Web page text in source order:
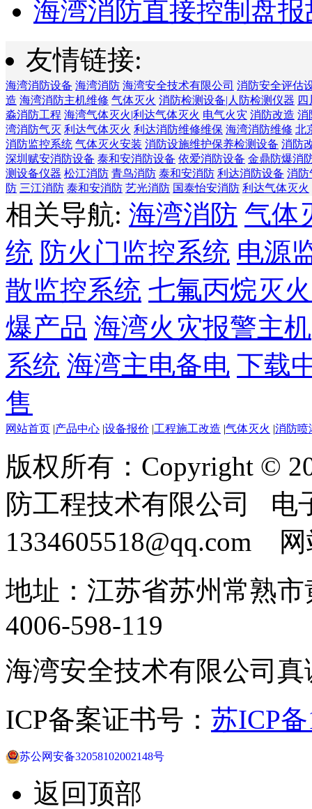
海湾消防直接控制盘报
友情链接:
海湾消防设备 海湾消防 海湾安全技术有限公司 消防安全评估
造 海湾消防主机维修 气体灭火 消防检测设备|人防检测仪器
淼消防工程 海湾气体灭火|利达气体灭火 电气火灾 消防改造 消
湾消防气灭 利达气体灭火 利达消防维修维保 海湾消防维修 北
消防监控系统 气体灭火安装 消防设施维护保养检测设备 消防
深圳赋安消防设备 泰和安消防设备 依爱消防设备 金鼎防爆消
测设备仪器 松江消防 青鸟消防 泰和安消防 利达消防设备 消防
防 三江消防 泰和安消防 艺光消防 国泰怡安消防 利达气体灭火
相关导航: 海湾消防 气体
统 防火门监控系统 电源
散监控系统 七氟丙烷灭
爆产品 海湾火灾报警主机
系统 海湾主电备电 下载
售
网站首页 |产品中心 |设备报价 |工程施工改造 |气体灭火 |消防喷
版权所有：Copyright ©
防工程技术有限公司 电
1334605518@qq.com
地址：江苏省苏州常熟
4006-598-119
海湾安全技术有限公司
ICP备案证书号： 苏ICP
苏公网安备32058102002148号
返回顶部